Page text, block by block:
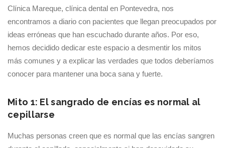
Clínica Mareque, clínica dental en Pontevedra, nos
encontramos a diario con pacientes que llegan preocupados por
ideas erróneas que han escuchado durante años. Por eso,
hemos decidido dedicar este espacio a desmentir los mitos
más comunes y a explicar las verdades que todos deberíamos
conocer para mantener una boca sana y fuerte.
Mito 1: El sangrado de encías es normal al
cepillarse
Muchas personas creen que es normal que las encías sangren